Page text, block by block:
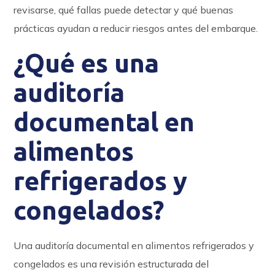
revisarse, qué fallas puede detectar y qué buenas
prácticas ayudan a reducir riesgos antes del embarque.
¿Qué es una
auditoría
documental en
alimentos
refrigerados y
congelados?
Una auditoría documental en alimentos refrigerados y
congelados es una revisión estructurada del